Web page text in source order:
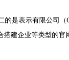
是表示有限公司（
搭建企业等类型的官